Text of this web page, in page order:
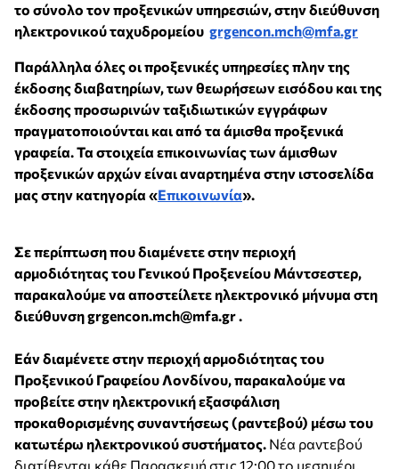
το σύνολο τον προξενικών υπηρεσιών, στην διεύθυνση
ηλεκτρονικού ταχυδρομείου grgencon.mch@mfa.gr
Παράλληλα όλες οι προξενικές υπηρεσίες πλην της
έκδοσης διαβατηρίων, των θεωρήσεων εισόδου και της
έκδοσης προσωρινών ταξιδιωτικών εγγράφων
πραγματοποιούνται και από τα άμισθα προξενικά
γραφεία. Τα στοιχεία επικοινωνίας των άμισθων
προξενικών αρχών είναι αναρτημένα στην ιστοσελίδα
μας στην κατηγορία «Επικοινωνία».
Σε περίπτωση που διαμένετε στην περιοχή
αρμοδιότητας του Γενικού Προξενείου Μάντσεστερ,
παρακαλούμε να αποστείλετε ηλεκτρονικό μήνυμα στη
διεύθυνση grgencon.mch@mfa.gr .
Εάν διαμένετε στην περιοχή αρμοδιότητας του
Προξενικού Γραφείου Λονδίνου, παρακαλούμε να
προβείτε στην ηλεκτρονική εξασφάλιση
προκαθορισμένης συναντήσεως (ραντεβού) μέσω του
κατωτέρω ηλεκτρονικού συστήματος. Νέα ραντεβού
διατίθενται κάθε Παρασκευή στις 12:00 το μεσημέρι.